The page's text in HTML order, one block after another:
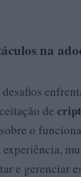
na
de
o
e gerenciar